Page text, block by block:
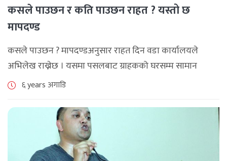
कसले पाउछन र कति पाउछन राहत ? यस्तो छ
मापदण्ड
कसले पाउछन ? मापदण्डअनुसार राहत दिन वडा कार्यालयले
अभिलेख राख्नेछ । यसमा पसलबाट ग्राहकको घरसम्म सामान
ओसारपसार गर्ने श्रमिक राहत पाउने कोटामा परेका छन् । पर्यटक
६ years अगाडि